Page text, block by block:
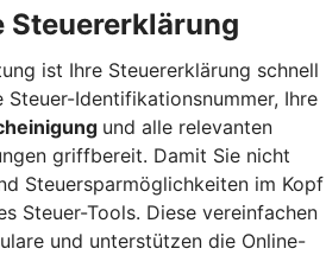
ist Ihre Steuererklärung schnell
Identifikationsnummer, Ihre
und alle relevanten
griffbereit. Damit Sie nicht
Steuersparmöglichkeiten im Kopf
Steuer-Tools. Diese vereinfachen
und unterstützen die Online-